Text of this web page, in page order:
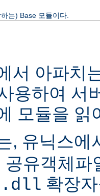
는) Base 모듈이다.
서 아파치
용하여 서
모듈을 읽
, 유닉스에
공유객체파
.dll 확장